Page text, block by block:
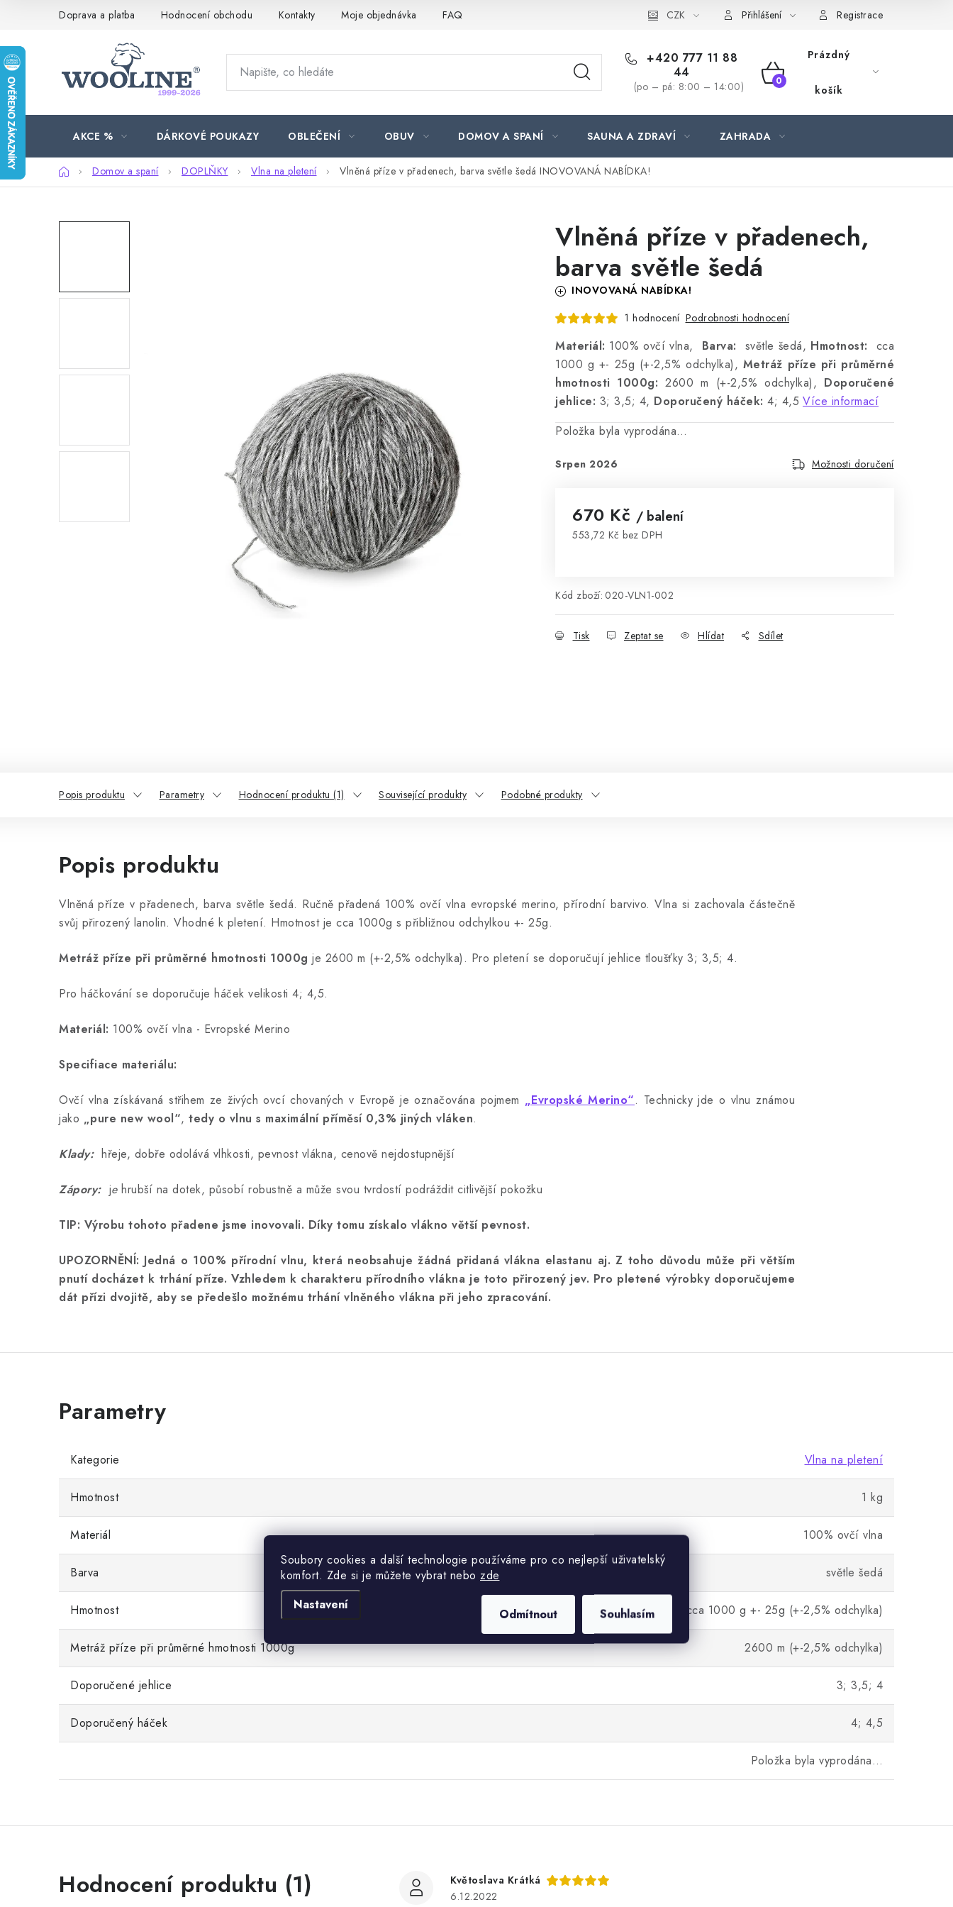
Soubory cookies a další technologie používáme pro co nejlepší uživatelský
komfort. Zde si je můžete vybrat nebo zde
Nastavení
Odmítnout Souhlasím
Doprava a platba Hodnocení obchodu Kontakty Moje objednávka FAQ CZK Přihlášení Registrace
+420 777 11 88
44
(po – pá: 8:00 – 14:00)
NÁKUPNÍ
Prázdný
košík
AKCE % DÁRKOVÉ POUKAZY OBLEČENÍ OBUV DOMOV A SPANÍ SAUNA A ZDRAVÍ ZAHRADA
DomůDomov a spaní DOPLŇKY Vlna na pletení Vlněná příze v přadenech, barva světle šedá INOVOVANÁ NABÍDKA!
Vlněná příze v přadenech,
barva světle šedá
INOVOVANÁ NABÍDKA!
1 hodnocení Podrobnosti hodnocení
Materiál: 100% ovčí vlna, Barva: světle šedá, Hmotnost:
cca
1000 g +- 25g (+-2,5% odchylka), Metráž příze při průměrné
hmotnosti 1000g:2600 m (+-2,5% odchylka), Doporučené
jehlice: 3; 3,5; 4, Doporučený háček: 4; 4,5 Více informací
Položka byla vyprodána…
Srpen 2026 Možnosti doručení
670 Kč / balení
553,72 Kč bez DPH
Kód zboží: 020-VLN1-002
Tisk Zeptat se Hlídat Sdílet
Popis produktu Parametry Hodnocení produktu (1) Související produkty Podobné produkty
Popis produktu
Vlněná příze v přadenech, barva světle šedá. Ručně přadená 100% ovčí vlna evropské merino, přírodní barvivo. Vlna si zachovala částečně
svůj přirozený lanolin. Vhodné k pletení. Hmotnost je cca 1000g s přibližnou odchylkou +- 25g.
Metráž příze při průměrné hmotnosti 1000g je 2600 m (+-2,5% odchylka). Pro pletení se doporučují jehlice tloušťky 3; 3,5; 4.
Pro háčkování se doporučuje háček velikosti 4; 4,5.
Materiál: 100% ovčí vlna - Evropské Merino
Specifiace materiálu:
Ovčí vlna získávaná střihem ze živých ovcí chovaných v Evropě je označována pojmem „Evropské Merino“. Technicky jde o vlnu známou
jako „pure new wool“, tedy o vlnu s maximální příměsí 0,3% jiných vláken.
Klady: hřeje, dobře odolává vlhkosti, pevnost vlákna, cenově nejdostupnější
Zápory: jehrubší na dotek, působí robustně a může svou tvrdostí podráždit citlivější pokožku
TIP: Výrobu tohoto přadene jsme inovovali. Díky tomu získalo vlákno větší pevnost.
UPOZORNĚNÍ: Jedná o 100% přírodní vlnu, která neobsahuje žádná přidaná vlákna elastanu aj. Z toho důvodu může při větším
pnutí docházet k trhání příze. Vzhledem k charakteru přírodního vlákna je toto přirozený jev. Pro pletené výrobky doporučujeme
dát přízi dvojitě, aby se předešlo možnému trhání vlněného vlákna při jeho zpracování.
Kategorie Vlna na pletení
Hmotnost 1 kg
Materiál 100% ovčí vlna
Barva světle šedá
Hmotnost cca 1000 g +- 25g (+-2,5% odchylka)
Metráž příze při průměrné hmotnosti 1000g 2600 m (+-2,5% odchylka)
Doporučené jehlice 3; 3,5; 4
Doporučený háček 4; 4,5
Položka byla vyprodána…
Hodnocení produktu (1)
V
Květoslava Krátká
6.12.2022